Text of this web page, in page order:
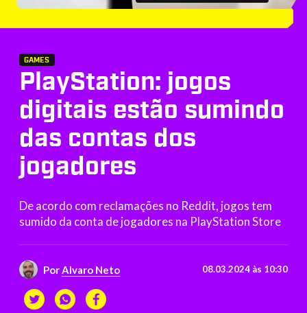
GAMES
PlayStation: jogos
digitais estão sumindo
das contas dos
jogadores
De acordo com reclamações no Reddit, jogos tem
sumido da conta de jogadores na PlayStation Store
Por Alvaro Neto 08.03.2024 às 10:30